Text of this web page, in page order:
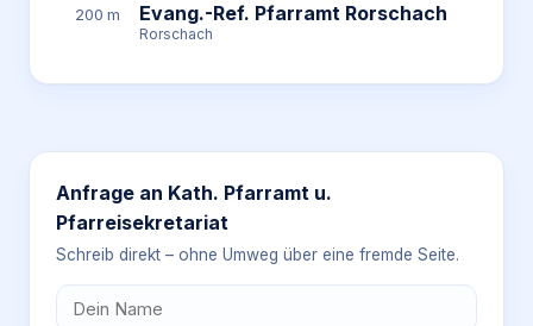
200 m Evang.-Ref. Pfarramt Rorschach
Rorschach
Anfrage an Kath. Pfarramt u.
Pfarreisekretariat
Schreib direkt – ohne Umweg über eine fremde Seite.